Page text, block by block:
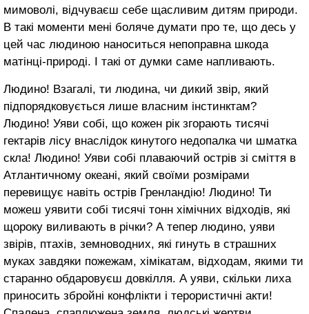
мимоволі, відчуваєш себе щасливим дитям природи.
В такі моменти мені боляче думати про те, що десь у
цей час людиною наноситься непоправна шкода
матінці-природі. І такі от думки саме напливають.
Людино! Взагалі, ти людина, чи дикий звір, який
підпорядковується лише власним інстинктам?
Людино! Уяви собі, що кожен рік згорають тисячі
гектарів лісу внаслідок кинутого недопалка чи шматка
скла! Людино! Уяви собі плаваючий острів зі сміття в
Атлантичному океані, який своїми розмірами
перевищує навіть острів Гренландію! Людино! Ти
можеш уявити собі тисячі тонн хімічних відходів, які
щороку виливають в річки? А тепер людино, уяви
звірів, птахів, земноводних, які гинуть в страшних
муках завдяки пожежам, хімікатам, відходам, якими ти
старанно обдаровуєш довкілля. А уяви, скільки лиха
приносить збройні конфлікти і терористичні акти!